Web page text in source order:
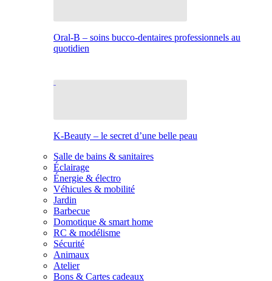
Oral-B – soins bucco-dentaires professionnels au
quotidien
K-Beauty – le secret d’une belle peau
Salle de bains & sanitaires
Éclairage
Énergie & électro
Véhicules & mobilité
Jardin
Barbecue
Domotique & smart home
RC & modélisme
Sécurité
Animaux
Atelier
Bons & Cartes cadeaux